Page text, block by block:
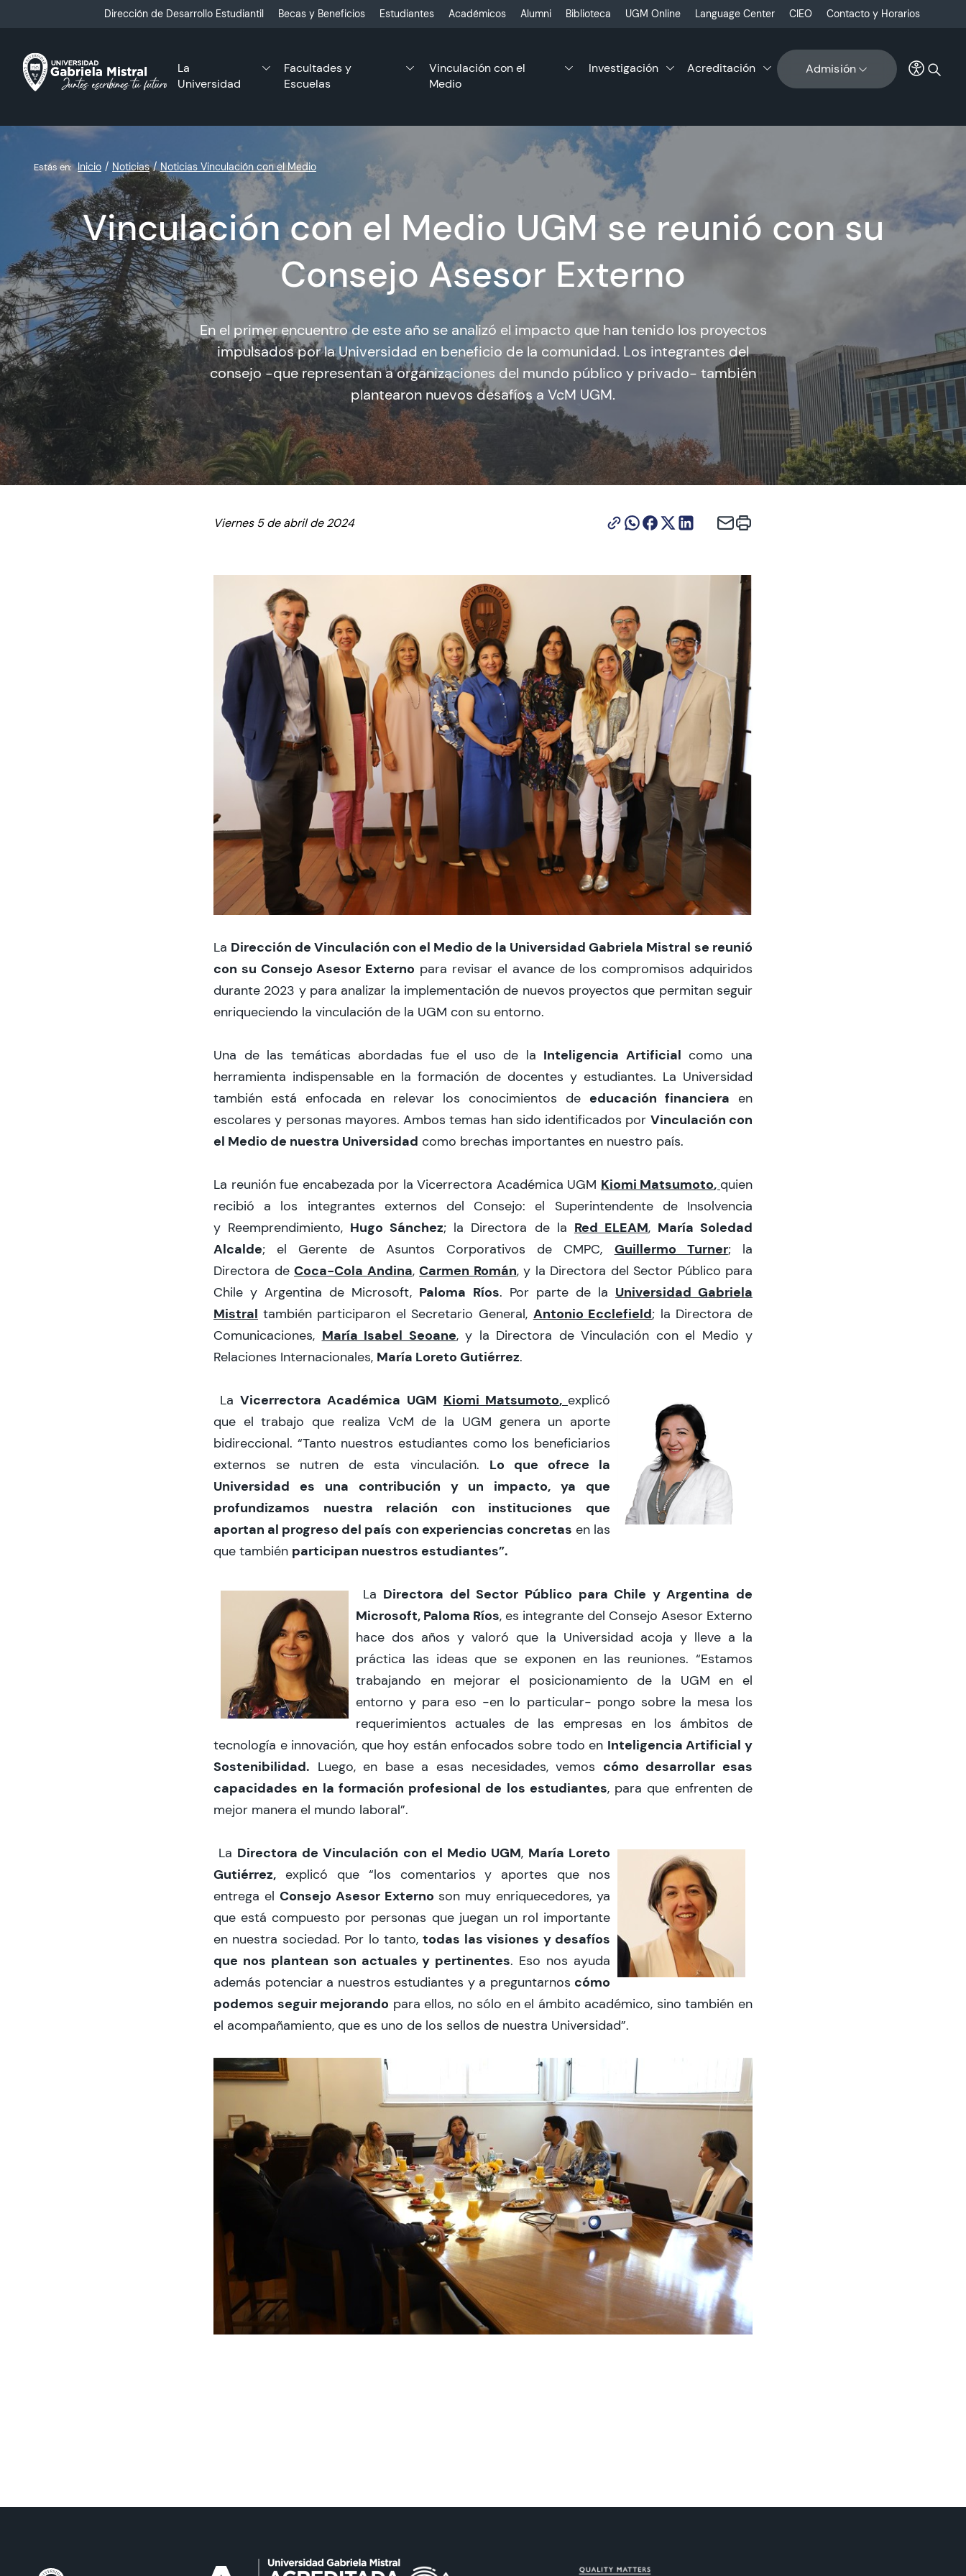
Dirección de Desarrollo Estudiantil Becas y Beneficios Estudiantes Académicos Alumni Biblioteca UGM Online Language Center CIEO Contacto y Horarios
La
Universidad
Facultades y
Escuelas
Vinculación con el
Medio
Investigación Acreditación Admisión
Estás en: Inicio Noticias Noticias Vinculación con el Medio
Vinculación con el Medio UGM se reunió con su
Consejo Asesor Externo
En el primer encuentro de este año se analizó el impacto que han tenido los proyectos
impulsados por la Universidad en beneficio de la comunidad. Los integrantes del
consejo -que representan a organizaciones del mundo público y privado- también
plantearon nuevos desafíos a VcM UGM.
Viernes 5 de abril de 2024
La Dirección de Vinculación con el Medio de la Universidad Gabriela Mistral se reunió
con su Consejo Asesor Externo para revisar el avance de los compromisos adquiridos
durante 2023 y para analizar la implementación de nuevos proyectos que permitan seguir
enriqueciendo la vinculación de la UGM con su entorno.
Una de las temáticas abordadas fue el uso de la Inteligencia Artificial como una
herramienta indispensable en la formación de docentes y estudiantes. La Universidad
también está enfocada en relevar los conocimientos de educación financiera en
escolares y personas mayores. Ambos temas han sido identificados por Vinculación con
el Medio de nuestra Universidad como brechas importantes en nuestro país.
La reunión fue encabezada por la Vicerrectora Académica UGM Kiomi Matsumoto, quien
recibió a los integrantes externos del Consejo: el Superintendente de Insolvencia
y Reemprendimiento, Hugo Sánchez; la Directora de la Red ELEAM, María Soledad
Alcalde; el Gerente de Asuntos Corporativos de CMPC, Guillermo Turner; la
Directora de Coca-Cola Andina, Carmen Román, y la Directora del Sector Público para
Chile y Argentina de Microsoft, Paloma Ríos. Por parte de la Universidad Gabriela
Mistral también participaron el Secretario General, Antonio Ecclefield; la Directora de
Comunicaciones, María Isabel Seoane, y la Directora de Vinculación con el Medio y
Relaciones Internacionales, María Loreto Gutiérrez.
LaVicerrectora Académica UGM Kiomi Matsumoto, explicó
que el trabajo que realiza VcM de la UGM genera un aporte
bidireccional. “Tanto nuestros estudiantes como los beneficiarios
externos se nutren de esta vinculación. Lo que ofrece la
Universidad es una contribución y un impacto, ya que
profundizamos nuestra relación con instituciones que
aportan al progreso del país con experiencias concretas en las
que también participan nuestros estudiantes”.
La Directora del Sector Público para Chile y Argentina de
Microsoft, Paloma Ríos, es integrante del Consejo Asesor Externo
hace dos años y valoró que la Universidad acoja y lleve a la
práctica las ideas que se exponen en las reuniones. “Estamos
trabajando en mejorar el posicionamiento de la UGM en el
entorno y para eso -en lo particular- pongo sobre la mesa los
requerimientos actuales de las empresas en los ámbitos de
tecnología e innovación, que hoy están enfocados sobre todo en Inteligencia Artificial y
Sostenibilidad. Luego, en base a esas necesidades, vemos cómo desarrollar esas
capacidades en la formación profesional de los estudiantes, para que enfrenten de
mejor manera el mundo laboral”.
La Directora de Vinculación con el Medio UGM, María Loreto
Gutiérrez, explicó que “los comentarios y aportes que nos
entrega el Consejo Asesor Externo son muy enriquecedores, ya
que está compuesto por personas que juegan un rol importante
en nuestra sociedad. Por lo tanto,todas las visiones y desafíos
que nos plantean son actuales y pertinentes. Eso nos ayuda
además potenciar a nuestros estudiantes y a preguntarnos cómo
podemos seguir mejorando para ellos, no sólo en el ámbito académico, sino también en
el acompañamiento, que es uno de los sellos de nuestra Universidad”.